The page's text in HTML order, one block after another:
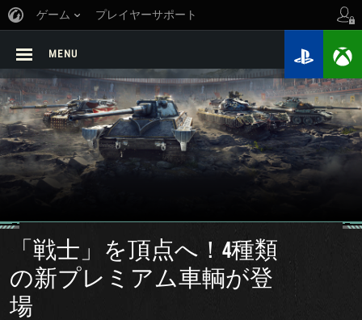
ゲーム プレイヤーサポート
MENU
「戦士」を頂点へ！4種類
の新プレミアム車輌が登
場